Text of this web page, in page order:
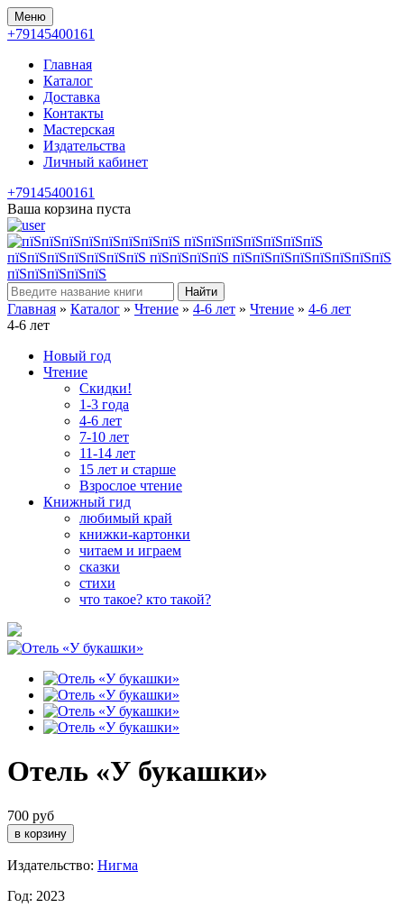
Меню
+79145400161
Главная
Каталог
Доставка
Контакты
Мастерская
Издательства
Личный кабинет
+79145400161
Ваша корзина пуста
Найти
Главная » Каталог » Чтение » 4-6 лет » Чтение » 4-6 лет
4-6 лет
Новый год
Чтение
Скидки!
1-3 года
4-6 лет
7-10 лет
11-14 лет
15 лет и старше
Взрослое чтение
Книжный гид
любимый край
книжки-картонки
читаем и играем
сказки
стихи
что такое? кто такой?
Отель «У букашки»
700 руб
Издательство: Нигма
Год: 2023